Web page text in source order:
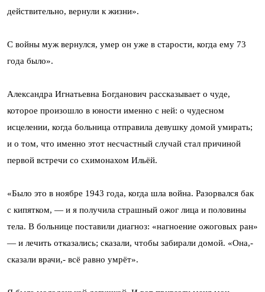
действительно, вернули к жизни».
С войны муж вернулся, умер он уже в старости, когда ему 73
года было».
Александра Игнатьевна Богданович рассказывает о чуде,
которое произошло в юности именно с ней: о чудесном
исцелении, когда больница отправила девушку домой умирать;
и о том, что именно этот несчастный случай стал причиной
первой встречи со схимонахом Ильёй.
«Было это в ноябре 1943 года, когда шла война. Разорвался бак
с кипятком, — и я получила страшный ожог лица и половины
тела. В больнице поставили диагноз: «нагноение ожоговых ран»
— и лечить отказались; сказали, чтобы забирали домой. «Она,-
сказали врачи,- всё равно умрёт».